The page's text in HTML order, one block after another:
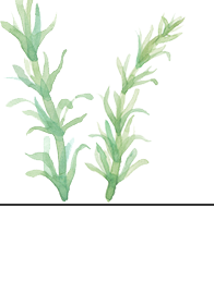
ページの先頭へ